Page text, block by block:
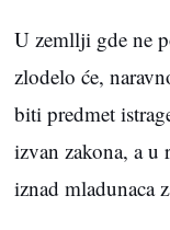
U zemllji gde ne
zlodelo će,
biti predmet
izvan zakona, a
iznad mladunaca